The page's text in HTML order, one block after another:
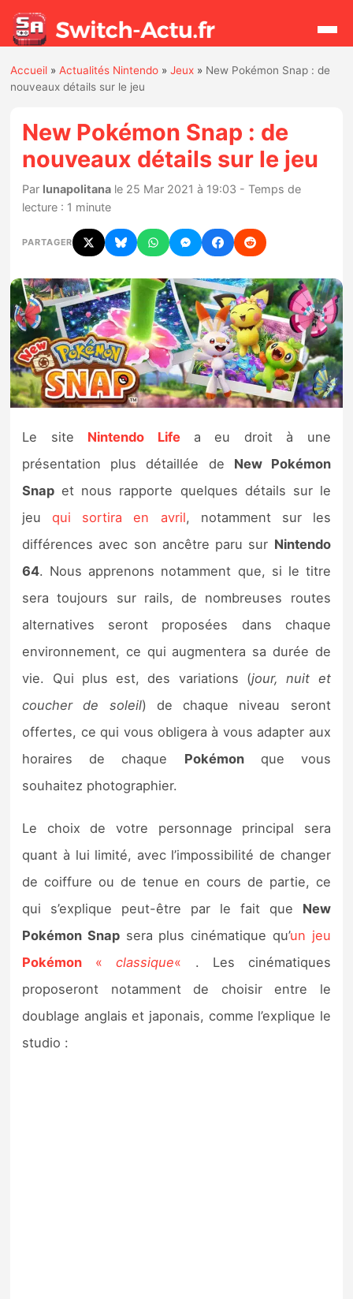
Actualités
Jeux
Hardware
Chiffres de ventes
Rumeurs
Nintendo Direct
Tests et previews
Tests de jeux
Tests d’accessoires
Autres tests
Previews
Précommandes
Précommandes jeux Switch 2
Sorties de jeux
Bons plans
Guides
Accueil »Actualités Nintendo »Jeux » New Pokémon Snap : de
nouveaux détails sur le jeu
New Pokémon Snap : de
nouveaux détails sur le jeu
Par lunapolitana le 25 Mar 2021 à 19:03 - Temps de
lecture : 1 minute
PARTAGER
Le site Nintendo Lifea eu droit à une
présentation plus détaillée de New Pokémon
Snap et nous rapporte quelques détails sur le
jeuqui sortira en avril, notamment sur les
différences avec son ancêtre paru sur Nintendo
64. Nous apprenons notamment que, si le titre
sera toujours sur rails, de nombreuses routes
alternatives seront proposées dans chaque
environnement, ce qui augmentera sa durée de
vie. Qui plus est, des variations (jour, nuit et
coucher de soleil) de chaque niveau seront
offertes, ce qui vous obligera à vous adapter aux
horaires de chaque Pokémonque vous
souhaitez photographier.
Le choix de votre personnage principal sera
quant à lui limité, avec l’impossibilité de changer
de coiffure ou de tenue en cours de partie, ce
qui s’explique peut-être par le fait que New
Pokémon Snapsera plus cinématique qu’un jeu
Pokémon «classique« . Les cinématiques
proposeront notamment de choisir entre le
doublage anglais et japonais, comme l’explique le
studio :